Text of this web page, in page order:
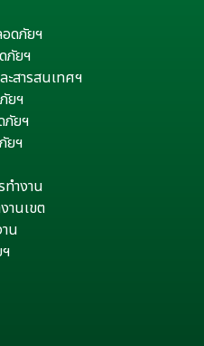
ดภัยฯ
ภัยฯ
สารสนเทศฯ
ยฯ
ภัยฯ
ยฯ
ทำงาน
านเขต
น